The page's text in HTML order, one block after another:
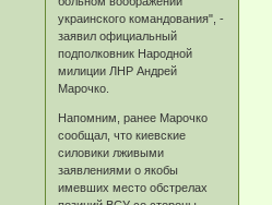
украинского командования", -
заявил официальный
подполковник Народной
милиции ЛНР Андрей
Марочко.
Напомним, ранее Марочко
сообщал, что киевские
силовики лживыми
заявлениями о якобы
имевших место обстрелах